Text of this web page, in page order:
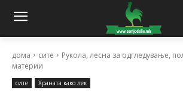
дома сите
Рукола, лесна за одгледување,
материи
сите Храната како лек